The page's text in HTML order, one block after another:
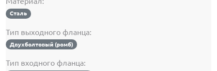
Сталь
Тип выходного фланца:
Двухболтовый (ромб)
Тип входного фланца: